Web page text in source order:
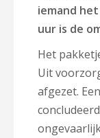
iemand
uur is de
Het
Uit
afgezet.